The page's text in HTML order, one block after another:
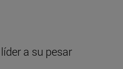
a su pesar